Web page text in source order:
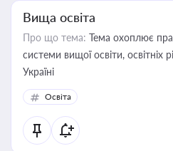
Вища освіта
Про що тема: Тема охоплює
системи вищої освіти, освітніх
Україні
Освіта